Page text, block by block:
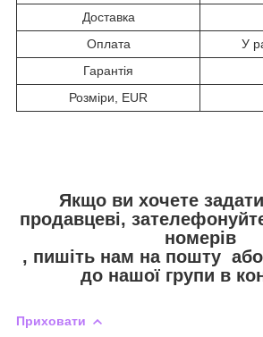
Доставка
Оплата
У
Гарантія
Розміри, EUR
Якщо ви хочете
продавцеві,
номерів
, пишіть нам на пошту
до нашої групи в
Приховати